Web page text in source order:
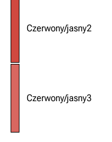
Czerwony/jasny2
Czerwony/jasny3